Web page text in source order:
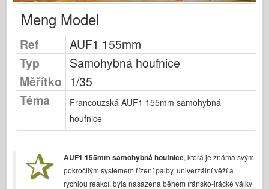
Modely es
Klub AFV
Letectvo
AZ Model
Černý pes
Dnepromodel
Dragon
Meng Model
Ref
AUF1 155mm
Typ
Samohybná houfnice
Měřítko 1/35
Téma
Francouzská AUF1 155mm samohybná
houfnice
AUF1 155mm samohybná houfnice, která je známá svým
pokročilým systémem řízení palby, univerzální věží a
rychlou reakcí, byla nasazena během íránsko-irácké války